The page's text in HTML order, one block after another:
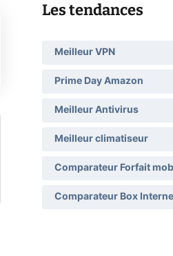
Les tendances
Meilleur VPN
Prime Day Amazon
Meilleur Antivirus
Meilleur climatiseur
Comparateur Forfait
Comparateur Box